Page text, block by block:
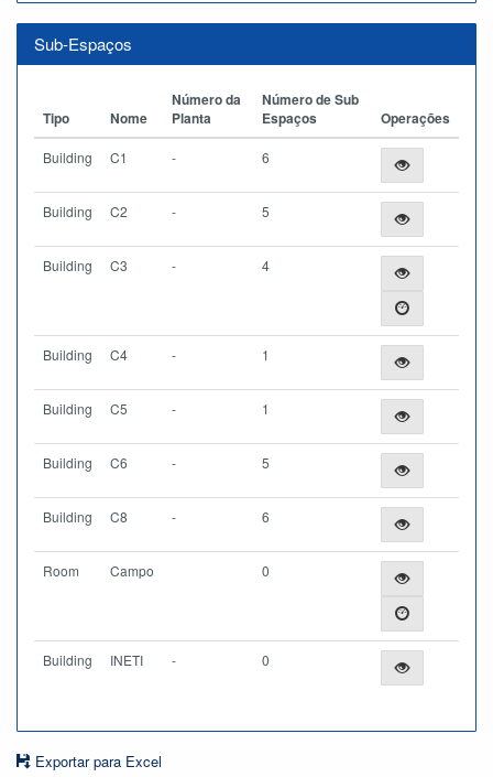
Sub-Espaços
Tipo Nome
Número da
Planta
Número de Sub
Espaços
Operações
Building C1 - 6
Building C2 - 5
Building C3 - 4
Building C4 - 1
Building C5 - 1
Building C6 - 5
Building C8 - 6
Room Campo 0
Building INETI - 0
Exportar para Excel